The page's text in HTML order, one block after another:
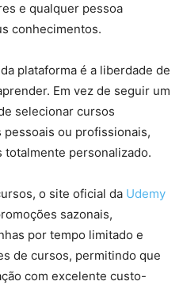
e qualquer pessoa
conhecimentos.
plataforma é a liberdade de
Em vez de seguir um
selecionar cursos
ou profissionais,
personalizado.
o site oficial da Udemy
sazonais,
por tempo limitado e
de cursos, permitindo que
com excelente custo-